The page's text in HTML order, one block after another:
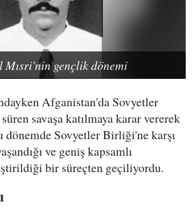
Mısri'nin gençlik dönemi
Afganistan'da Sovyetler
savaşa katılmaya karar vererek
Sovyetler Birliği'ne karşı
ve geniş kapsamlı
bir süreçten geçiliyordu.